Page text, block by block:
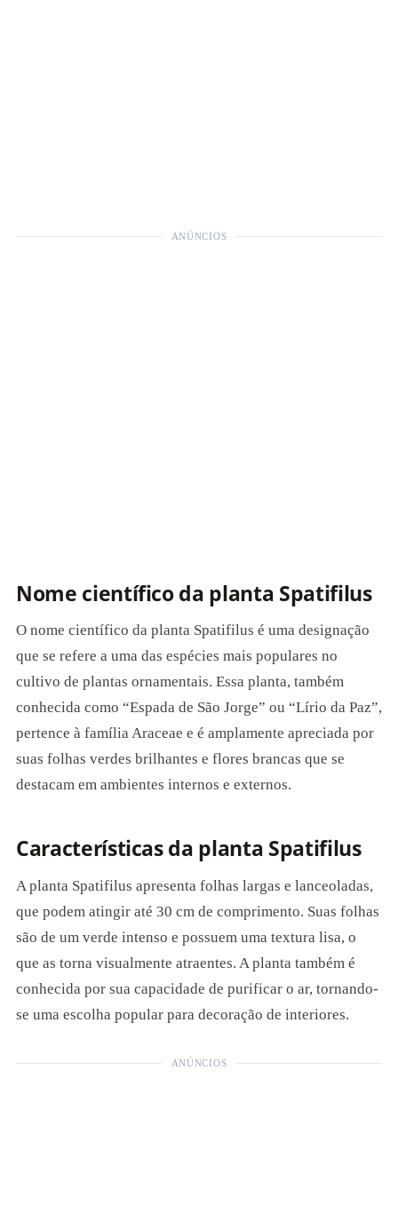
ANÚNCIOS
Nome científico da planta Spatifilus
O nome científico da planta Spatifilus é uma designação
que se refere a uma das espécies mais populares no
cultivo de plantas ornamentais. Essa planta, também
conhecida como “Espada de São Jorge” ou “Lírio da Paz”,
pertence à família Araceae e é amplamente apreciada por
suas folhas verdes brilhantes e flores brancas que se
destacam em ambientes internos e externos.
Características da planta Spatifilus
A planta Spatifilus apresenta folhas largas e lanceoladas,
que podem atingir até 30 cm de comprimento. Suas folhas
são de um verde intenso e possuem uma textura lisa, o
que as torna visualmente atraentes. A planta também é
conhecida por sua capacidade de purificar o ar, tornando-
se uma escolha popular para decoração de interiores.
ANÚNCIOS